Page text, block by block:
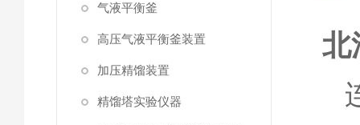
气液平衡釜
高压气液平衡釜装置
加压精馏装置
精馏塔实验仪器
北